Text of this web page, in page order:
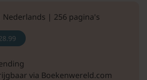
Nederlands | 256 pagina's
via Boekenwereld.com